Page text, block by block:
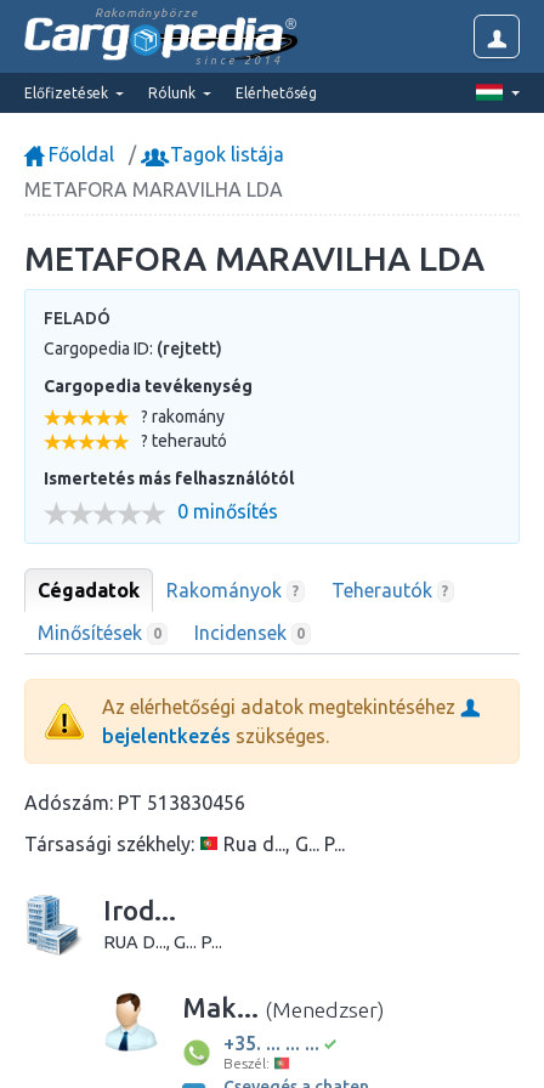
Rakománybörze
since 2014
Előfizetések Rólunk Elérhetőség
Főoldal
Tagok listája
METAFORA MARAVILHA LDA
METAFORA MARAVILHA LDA
FELADÓ
Cargopedia ID: (rejtett)
Cargopedia tevékenység
? rakomány
? teherautó
Ismertetés más felhasználótól
0 minősítés
Cégadatok Rakományok ? Teherautók ?
Minősítések 0 Incidensek 0
Az elérhetőségi adatok megtekintéséhez
bejelentkezés szükséges.
Adószám: PT 513830456
Társasági székhely:
Rua d..., G... P...
Irod...
RUA D..., G... P...
Mak... (Menedzser)
+35. ... ... ...
Beszél: